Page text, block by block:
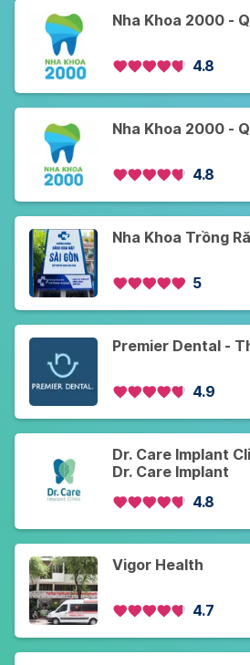
Nha Khoa 2000 -
4.8
Nha Khoa 2000 -
4.8
Nha Khoa Trồng
5
Premier Dental -
4.9
Dr. Care Implant
Dr. Care Implant
4.8
Vigor Health
4.7